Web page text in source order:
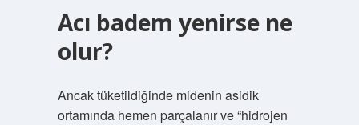
Acı badem yenirse ne
olur?
Ancak tüketildiğinde midenin asidik
ortamında hemen parçalanır ve “hidrojen